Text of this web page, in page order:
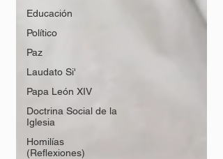
Educación
Político
Paz
Laudato Si'
Papa León XIV
Doctrina Social de la
Iglesia
Homilías
(Reflexiones)